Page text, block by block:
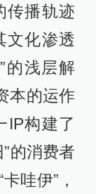
传播轨迹
文化渗透
的浅层解
本的运作
IP构建了
的消费者
哇伊”，